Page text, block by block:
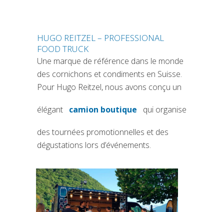
HUGO REITZEL – PROFESSIONAL
FOOD TRUCK
Une marque de référence dans le monde
des cornichons et condiments en Suisse.
Pour Hugo Reitzel, nous avons conçu un
élégant camion boutique
(si apre in una nuova scheda)
qui organise
des tournées promotionnelles et des
dégustations lors d’événements.